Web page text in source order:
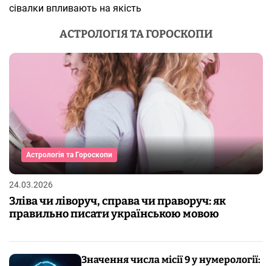
сівалки впливають на якість
АСТРОЛОГІЯ ТА ГОРОСКОПИ
Астрологія та Гороскопи
24.03.2026
Зліва чи ліворуч, справа чи праворуч: як
правильно писати українською мовою
Значення числа місії 9 у нумерології: